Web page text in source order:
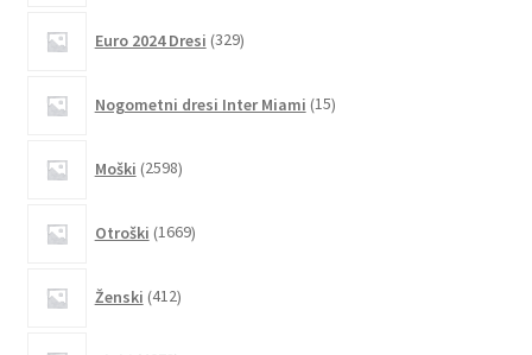
Euro 2024 Dresi 329izdelkov
Nogometni dresi Inter Miami 15izdelkov
Moški 2598izdelkov
Otroški 1669izdelkov
Ženski 412izdelkov